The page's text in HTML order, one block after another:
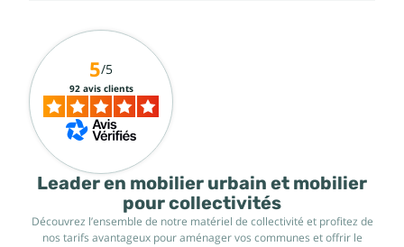
Leader en mobilier urbain et mobilier
pour collectivités
Découvrez l’ensemble de notre matériel de collectivité et profitez de
nos tarifs avantageux pour aménager vos communes et offrir le
5/5
92 avis clients